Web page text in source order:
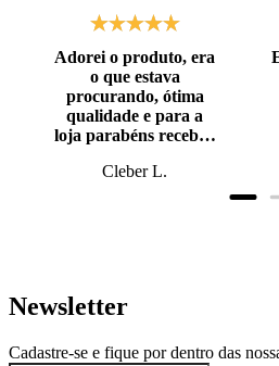
Adorei o produto, era
o que estava
procurando, ótima
qualidade e para a
loja parabéns recebi o
prazo, super bem
Cleber L.
Newsletter
Cadastre-se e fique por dentro das